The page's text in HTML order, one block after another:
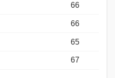
66
66
65
67